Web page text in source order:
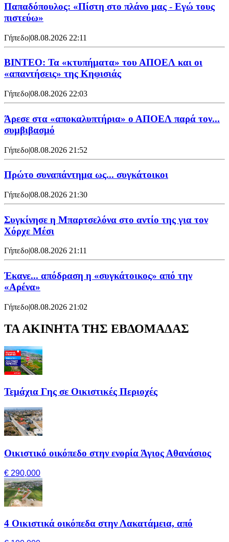
Παπαδόπουλος: «Πίστη στο πλάνο μας - Εγώ τους
πιστεύω»
Γήπεδο|08.08.2026 22:11
ΒΙΝΤΕΟ: Τα «κτυπήματα» του ΑΠΟΕΛ και οι
«απαντήσεις» της Κηφισιάς
Γήπεδο|08.08.2026 22:03
Άρεσε στα «αποκαλυπτήρια» ο ΑΠΟΕΛ παρά τον...
συμβιβασμό
Γήπεδο|08.08.2026 21:52
Πρώτο συναπάντημα ως... συγκάτοικοι
Γήπεδο|08.08.2026 21:30
Συγκίνησε η Μπαρτσελόνα στο αντίο της για τον
Χόρχε Μέσι
Γήπεδο|08.08.2026 21:11
Έκανε... απόδραση η «συγκάτοικος» από την
«Αρένα»
Γήπεδο|08.08.2026 21:02
ΤΑ ΑΚΙΝΗΤΑ ΤΗΣ ΕΒΔΟΜΑΔΑΣ
Τεμάχια Γης σε Οικιστικές Περιοχές
Οικιστικό οικόπεδο στην ενορία Άγιος Αθανάσιος
€ 290,000
4 Οικιστικά οικόπεδα στην Λακατάμεια, από